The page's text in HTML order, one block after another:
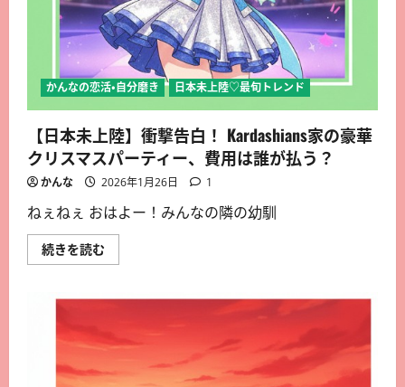
かんなの恋活・自分磨き 日本未上陸♡最旬トレンド
【日本未上陸】衝撃告白！ Kardashians家の豪華
クリスマスパーティー、費用は誰が払う？
かんな 2026年1月26日 1
ねぇねぇ おはよー！みんなの隣の幼馴
続きを読む